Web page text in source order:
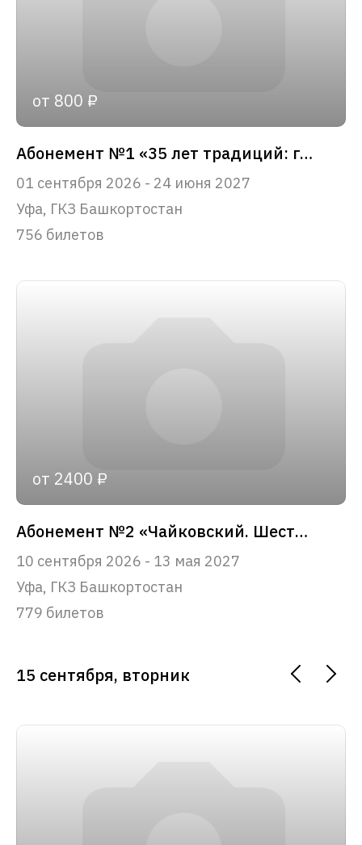
от 800 ₽
Абонемент №1 «35 лет традиций: главные события сезона»
01 сентября 2026 - 24 июня 2027
Уфа, ГКЗ Башкортостан
756 билетов
от 2400 ₽
Абонемент №2 «Чайковский. Шесть вечеров»
10 сентября 2026 - 13 мая 2027
Уфа, ГКЗ Башкортостан
779 билетов
15 сентября, вторник